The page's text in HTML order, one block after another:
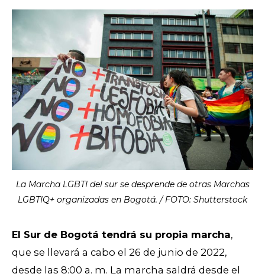
La Marcha LGBTI del sur se desprende de otras Marchas
LGBTIQ+ organizadas en Bogotá. / FOTO: Shutterstock
El Sur de Bogotá tendrá su propia marcha,
que se llevará a cabo el 26 de junio de 2022,
desde las 8:00 a. m. La marcha saldrá desde el